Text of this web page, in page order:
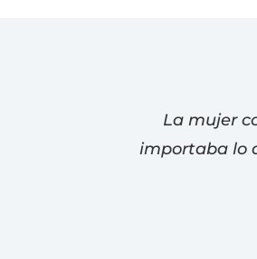
La mujer
importaba lo